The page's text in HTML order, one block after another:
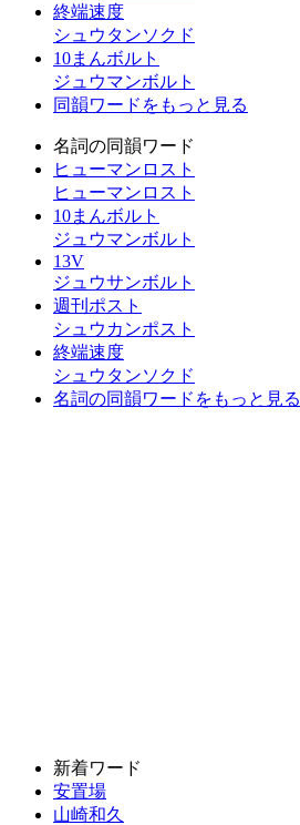
終端速度
シュウタンソクド
10まんボルト
ジュウマンボルト
同韻ワードをもっと見る
名詞の同韻ワード
ヒューマンロスト
ヒューマンロスト
10まんボルト
ジュウマンボルト
13V
ジュウサンボルト
週刊ポスト
シュウカンポスト
終端速度
シュウタンソクド
名詞の同韻ワードをもっと見る
新着ワード
安置場
山崎和久